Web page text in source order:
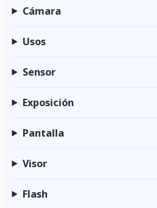
Cámara
Usos
Sensor
Exposición
Pantalla
Visor
Flash